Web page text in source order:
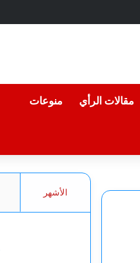
مقالات الرأي منوعات
الأشهر